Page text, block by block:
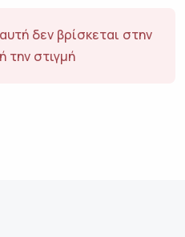
δεν βρίσκεται στην
την στιγμή